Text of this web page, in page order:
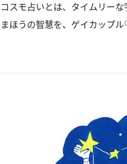
コスモ占いとは、タイムリー
まほうの智慧を、ゲイカップ